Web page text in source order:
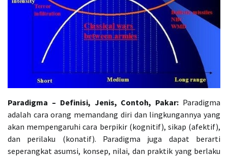
Paradigma – Definisi, Jenis, Contoh, Pakar: Paradigma
adalah cara orang memandang diri dan lingkungannya yang
akan mempengaruhi cara berpikir (kognitif), sikap (afektif),
dan perilaku (konatif). Paradigma juga dapat berarti
seperangkat asumsi, konsep, nilai, dan praktik yang berlaku